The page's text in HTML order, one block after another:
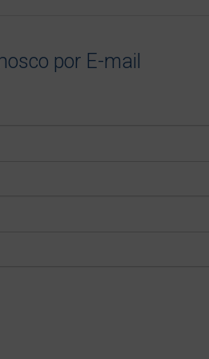
por E-mail